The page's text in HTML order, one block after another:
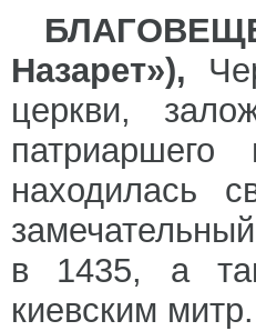
Назарет»),
церкви,
патриаршего
находилась
в 1435, а
киевским